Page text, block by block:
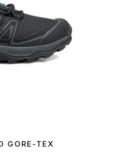
GORE-TEX